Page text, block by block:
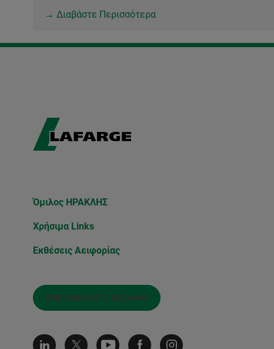
→ Διαβάστε Περισσότερα
Όμιλος ΗΡΑΚΛΗΣ
Χρήσιμα Links
Εκθέσεις Αειφορίας
ΕΠΙΚΟΙΝΩΝΉΣΤΕ ΜΑΖΊ ΜΑΣ